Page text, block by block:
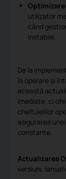
Optimizare
utilizator
când
instabile.
De la
la operare și
această
imediate, ci
cheltuielilor
asigurarea
constante.
Actualizarea
versiuni,